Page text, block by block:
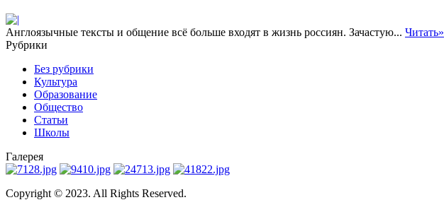
Англоязычные тексты и общение всё больше входят в жизнь россиян. Зачастую... Читать»
Рубрики
Без рубрики
Культура
Образование
Общество
Статьи
Школы
Галерея
Copyright © 2023. All Rights Reserved.